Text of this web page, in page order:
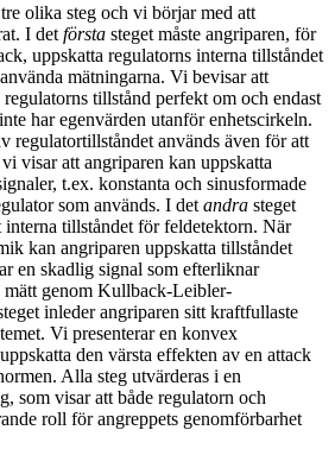
olika steg och vi börjar med att
I det första steget måste angriparen, för
uppskatta regulatorns interna tillståndet
mätningarna. Vi bevisar att
tillstånd perfekt om och endast
har egenvärden utanför enhetscirkeln.
regulatortillståndet används även för att
visar att angriparen kan uppskatta
t.ex. konstanta och sinusformade
som används. I det andra steget
interna tillståndet för feldetektorn. När
kan angriparen uppskatta tillståndet
en skadlig signal som efterliknar
mätt genom Kullback-Leibler-
inleder angriparen sitt kraftfullaste
Vi presenterar en konvex
den värsta effekten av en attack
Alla steg utvärderas i en
som visar att både regulatorn och
roll för angreppets genomförbarhet